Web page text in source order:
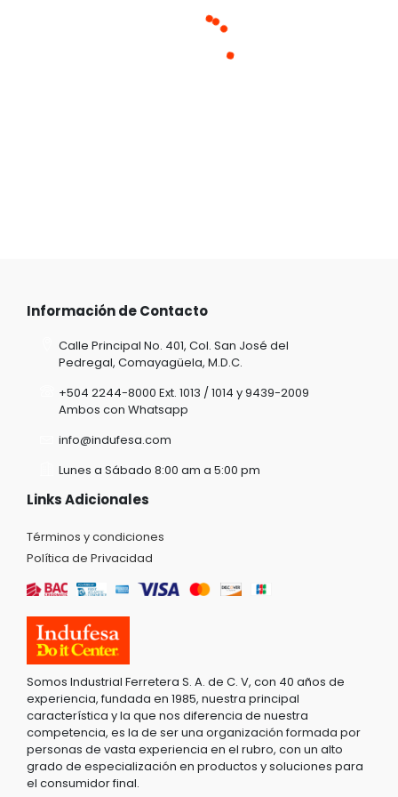
Información de Contacto
Calle Principal No. 401, Col. San José del
Pedregal, Comayagüela, M.D.C.
+504 2244-8000 Ext. 1013 / 1014 y 9439-2009
Ambos con Whatsapp
info@indufesa.com
Lunes a Sábado 8:00 am a 5:00 pm
Links Adicionales
Términos y condiciones
Política de Privacidad
Somos Industrial Ferretera S. A. de C. V, con 40 años de
experiencia, fundada en 1985, nuestra principal
característica y la que nos diferencia de nuestra
competencia, es la de ser una organización formada por
personas de vasta experiencia en el rubro, con un alto
grado de especialización en productos y soluciones para
el consumidor final.